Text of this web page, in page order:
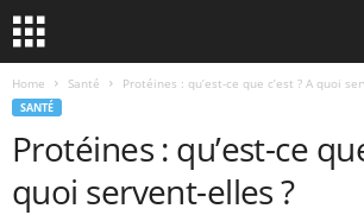
Home Santé Protéines : qu’est-ce que c’est ? A quoi
SANTÉ
Protéines : qu’est-ce
quoi servent-elles ?